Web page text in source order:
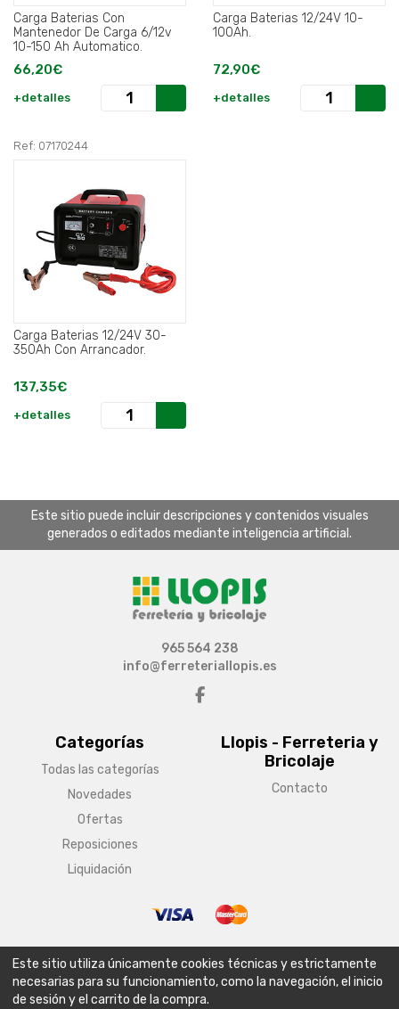
Carga Baterias Con
Mantenedor De Carga 6/12v
10-150 Ah Automatico.
66,20€
+detalles
Carga Baterias 12/24V 10-
100Ah.
72,90€
+detalles
Ref: 07170244
Carga Baterias 12/24V 30-
350Ah Con Arrancador.
137,35€
+detalles
Este sitio puede incluir descripciones y contenidos visuales
generados o editados mediante inteligencia artificial.
Categorías
Todas las categorías
Novedades
Ofertas
Reposiciones
Liquidación
Llopis - Ferreteria y
Bricolaje
Contacto
965 564 238
info@ferreteriallopis.es
Aviso legal Condiciones generales de venta
Política de envío
Este sitio utiliza únicamente cookies técnicas y estrictamente
necesarias para su funcionamiento, como la navegación, el inicio
de sesión y el carrito de la compra.